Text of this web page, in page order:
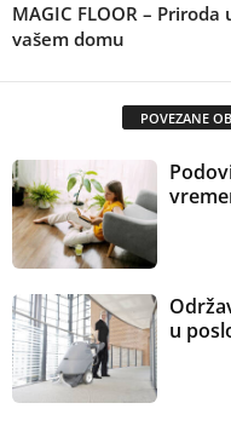
MAGIC FLOOR – Pri­ro­da
va­šem do­mu
POVEZANE
u